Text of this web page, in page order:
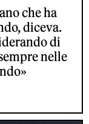
che ha
diceva.
di
nelle